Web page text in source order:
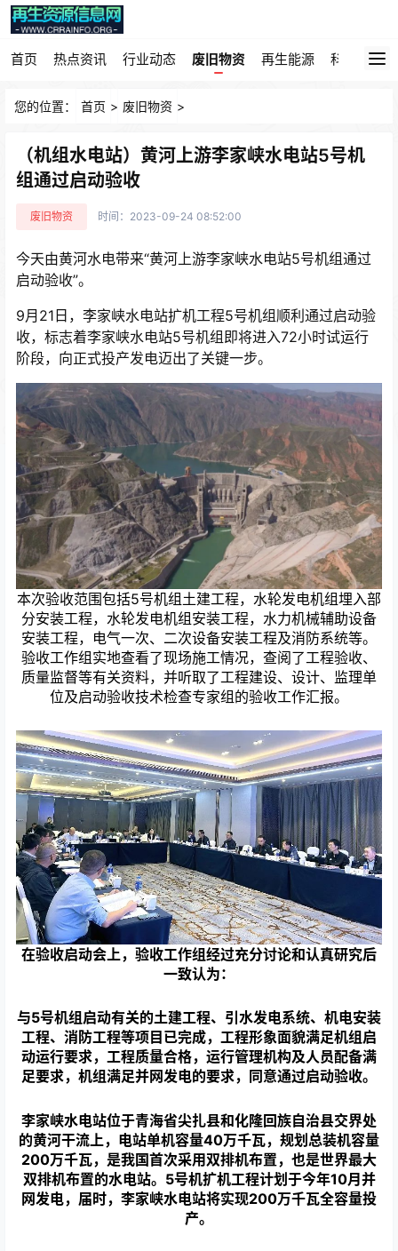
首页 热点资讯 行业动态 废旧物资 再生能源 科技园地
您的位置： 首页 > 废旧物资 >
（机组水电站）黄河上游李家峡水电站5号机
组通过启动验收
废旧物资 时间：2023-09-24 08:52:00
今天由黄河水电带来“黄河上游李家峡水电站5号机组通过
启动验收”。
9月21日，李家峡水电站扩机工程5号机组顺利通过启动验
收，标志着李家峡水电站5号机组即将进入72小时试运行
阶段，向正式投产发电迈出了关键一步。
本次验收范围包括5号机组土建工程，水轮发电机组埋入部
分安装工程，水轮发电机组安装工程，水力机械辅助设备
安装工程，电气一次、二次设备安装工程及消防系统等。
验收工作组实地查看了现场施工情况，查阅了工程验收、
质量监督等有关资料，并听取了工程建设、设计、监理单
位及启动验收技术检查专家组的验收工作汇报。
在验收启动会上，验收工作组经过充分讨论和认真研究后
一致认为：
与5号机组启动有关的土建工程、引水发电系统、机电安装
工程、消防工程等项目已完成，工程形象面貌满足机组启
动运行要求，工程质量合格，运行管理机构及人员配备满
足要求，机组满足并网发电的要求，同意通过启动验收。
李家峡水电站位于青海省尖扎县和化隆回族自治县交界处
的黄河干流上，电站单机容量40万千瓦，规划总装机容量
200万千瓦，是我国首次采用双排机布置，也是世界最大
双排机布置的水电站。5号机扩机工程计划于今年10月并
网发电，届时，李家峡水电站将实现200万千瓦全容量投
产。